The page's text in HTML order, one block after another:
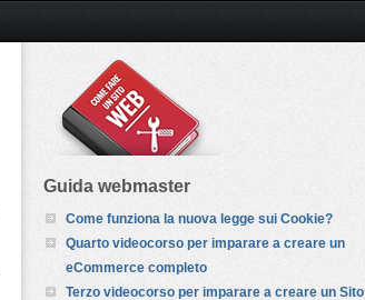
Guida webmaster
Come funziona la nuova legge sui Cookie?
Quarto videocorso per imparare a creare un
eCommerce completo
Terzo videocorso per imparare a creare un Sito